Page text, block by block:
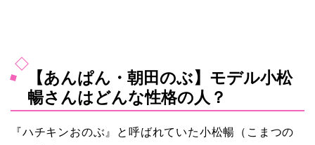
【あんぱん・朝田のぶ】モデル小松
暢さんはどんな性格の人？
『ハチキンおのぶ』と呼ばれていた小松暢（こまつの